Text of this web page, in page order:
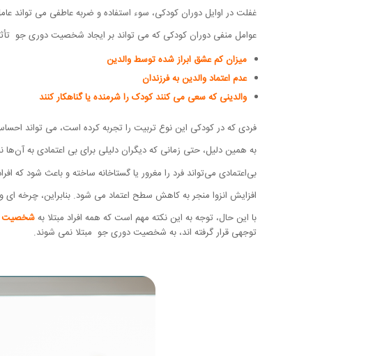
غفلت در اوایل دوران کودکی، سوء استفاده و ضربه عاطفی می تواند
عوامل منفی دوران کودکی که می تواند بر ایجاد شخصیت دوری جو تأثیر
میزان کم عشق ابراز شده توسط والدین
عدم اعتماد والدین به فرزندان
والدینی که سعی می کنند کودک را شرمنده یا گناهکار کنند
فردی که در کودکی این نوع تربیت را تجربه کرده است، می تواند
به همین دلیل، حتی زمانی که دیگران دلیلی برای بی اعتمادی به
بی‌اعتمادی می‌تواند فرد را مغرور یا گستاخانه ساخته و باعث شود که
افزایش انزوا منجر به کاهش سطح اعتماد می شود. بنابراین، چرخه ای
با این حال، توجه به این نکته مهم است که همه افراد مبتلا بهشخصیت
توجهی قرار گرفته اند، به شخصیت دوری جو مبتلا نمی شوند.